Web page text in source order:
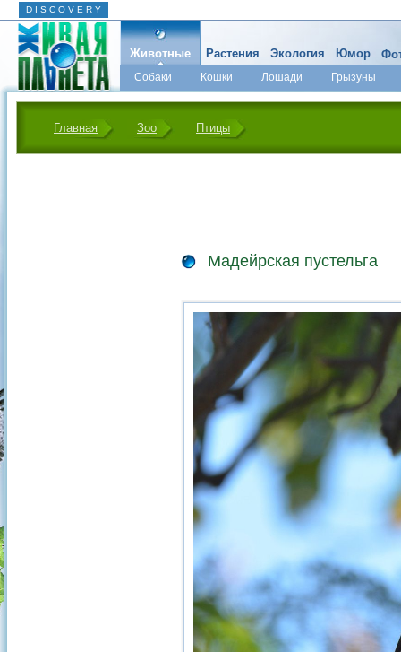
D I S C O V E R Y
Животные
Собаки Кошки Лошади
Грызуны
Микромир
Растения Экология Юмор
Главная Зоо Птицы
Мадейрская пустельга